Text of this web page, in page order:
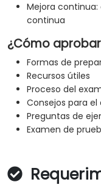
Mejora
continua
¿Cómo
Formas de
Recursos útiles
Proceso del
Consejos para el
Preguntas de
Examen de